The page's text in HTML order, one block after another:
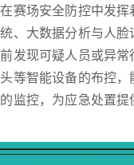
赛场安全防控中发挥
、大数据分析与人
发现可疑人员或异
等智能设备的布控
监控，为应急处置提